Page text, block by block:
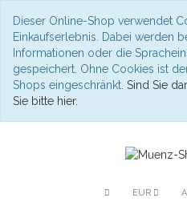
Dieser Online-Shop verwendet
Einkaufserlebnis. Dabei werden
Informationen oder die
gespeichert. Ohne Cookies ist
Shops eingeschränkt. Sind Sie
Sie bitte hier.
EUR